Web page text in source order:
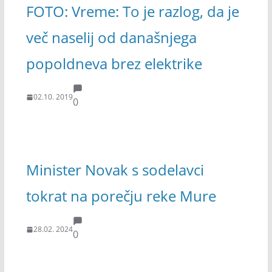
FOTO: Vreme: To je razlog, da je
več naselij od današnjega
popoldneva brez elektrike
02.10. 20190
Minister Novak s sodelavci
tokrat na porečju reke Mure
28.02. 20240